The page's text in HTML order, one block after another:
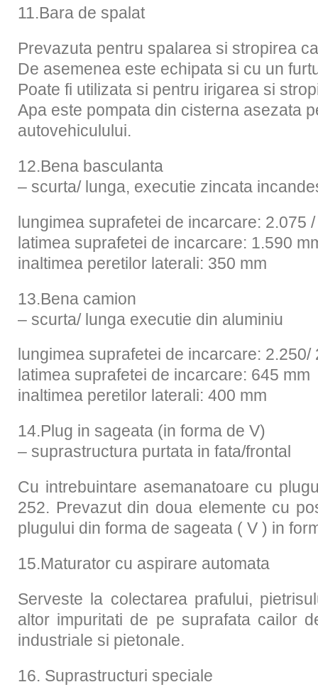
11.Bara de spalat
Prevazuta pentru spalarea si stropirea
De asemenea este echipata si cu un
Poate fi utilizata si pentru irigarea si
Apa este pompata din cisterna asezata
autovehiculului.
12.Bena basculanta
– scurta/ lunga, executie zincata
lungimea suprafetei de incarcare: 2.075
latimea suprafetei de incarcare: 1.590
inaltimea peretilor laterali: 350 mm
13.Bena camion
– scurta/ lunga executie din aluminiu
lungimea suprafetei de incarcare: 2.250/
latimea suprafetei de incarcare: 645 mm
inaltimea peretilor laterali: 400 mm
14.Plug in sageata (in forma de V)
– suprastructura purtata in fata/frontal
Cu intrebuintare asemanatoare cu
252. Prevazut din doua elemente cu
plugului din forma de sageata ( V ) in
15.Maturator cu aspirare automata
Serveste la colectarea prafului,
altor impuritati de pe suprafata cailor
industriale si pietonale.
16. Suprastructuri speciale